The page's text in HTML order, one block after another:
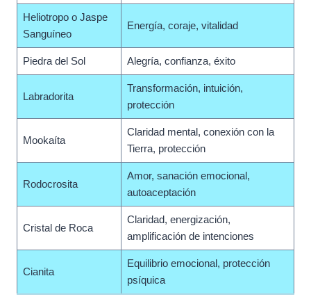
Heliotropo o Jaspe
Sanguíneo
Energía, coraje, vitalidad
Piedra del Sol Alegría, confianza, éxito
Labradorita
Transformación, intuición,
protección
Mookaíta
Claridad mental, conexión con la
Tierra, protección
Rodocrosita
Amor, sanación emocional,
autoaceptación
Cristal de Roca
Claridad, energización,
amplificación de intenciones
Cianita
Equilibrio emocional, protección
psíquica